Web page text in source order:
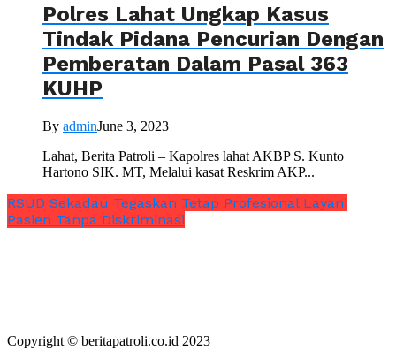
Polres Lahat Ungkap Kasus
Tindak Pidana Pencurian Dengan
Pemberatan Dalam Pasal 363
KUHP
By adminJune 3, 2023
Lahat, Berita Patroli – Kapolres lahat AKBP S. Kunto
Hartono SIK. MT, Melalui kasat Reskrim AKP...
RSUD Sekadau Tegaskan Tetap Profesional Layani
Pasien Tanpa Diskriminasi
Copyright © beritapatroli.co.id 2023